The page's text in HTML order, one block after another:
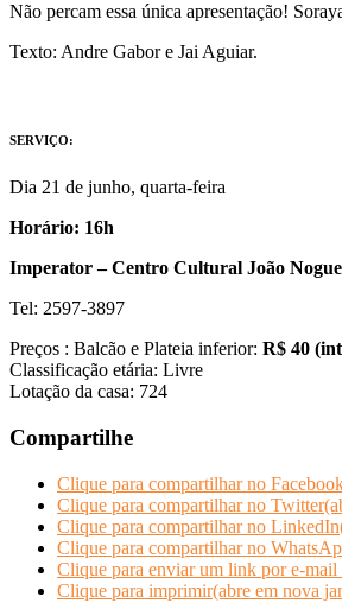
Não percam essa única apresentação!
Texto: Andre Gabor e Jai Aguiar.
SERVIÇO:
Dia 21 de junho, quarta-feira
Horário: 16h
Imperator – Centro Cultural João
Tel: 2597-3897
Preços : Balcão e Plateia inferior: R$ 40
Classificação etária: Livre
Lotação da casa: 724
Compartilhe
Clique para compartilhar no
Clique para compartilhar no
Clique para compartilhar no
Clique para compartilhar no
Clique para enviar um link por e-
Clique para imprimir(abre em nova